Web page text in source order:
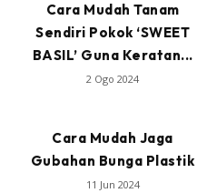
Cara Mudah Tanam
Sendiri Pokok ‘SWEET
BASIL’ Guna Keratan...
2 Ogo 2024
Cara Mudah Jaga
Gubahan Bunga Plastik
11 Jun 2024